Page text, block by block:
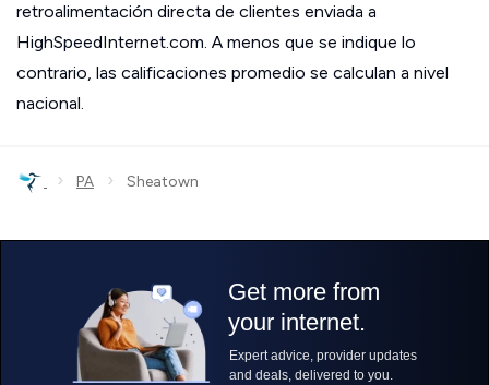
retroalimentación directa de clientes enviada a
HighSpeedInternet.com. A menos que se indique lo
contrario, las calificaciones promedio se calculan a nivel
nacional.
› PA › Sheatown